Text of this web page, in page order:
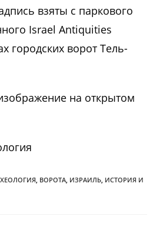
взяты с паркового
Israel Antiquities
городских ворот Тель-
, ВОРОТА, ИЗРАИЛЬ, ИСТОРИЯ И